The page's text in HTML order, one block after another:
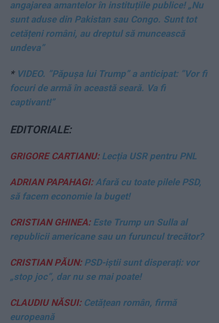
angajarea amantelor în instituțiile publice! „Nu
sunt aduse din Pakistan sau Congo. Sunt tot
cetățeni români, au dreptul să muncească
undeva”
* VIDEO. ”Păpușa lui Trump” a anticipat: ”Vor fi
focuri de armă în această seară. Va fi
captivant!”
EDITORIALE:
GRIGORE CARTIANU:Lecția USR pentru PNL
ADRIAN PAPAHAGI:Afară cu toate pilele PSD,
să facem economie la buget!
CRISTIAN GHINEA:Este Trump un Sulla al
republicii americane sau un furuncul trecător?
CRISTIAN PĂUN:PSD-iștii sunt disperați: vor
„stop joc”, dar nu se mai poate!
CLAUDIU NĂSUI:Cetățean român, firmă
europeană